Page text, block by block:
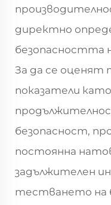
директно
безопасността
За да се оценят
показатели
безопасност,
постоянна
задължителен
тестването на